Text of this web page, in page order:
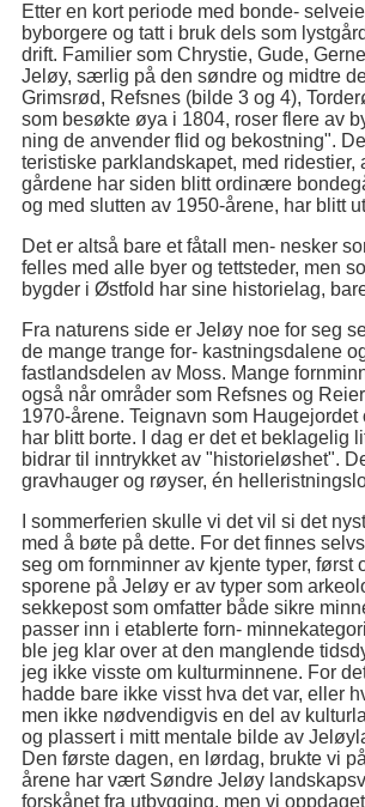
Etter en kort periode med bonde-
byborgere og tatt i bruk dels som
drift. Familier som Chrystie, Gude,
Jeløy, særlig på den søndre og midtre
Grimsrød, Refsnes (bilde 3 og 4),
som besøkte øya i 1804, roser flere av
ning de anvender flid og bekostning".
teristiske parklandskapet, med
gårdene har siden blitt ordinære
og med slutten av 1950-årene, har blitt
Det er altså bare et fåtall men- nesker
felles med alle byer og tettsteder, men
bygder i Østfold har sine historielag,
Fra naturens side er Jeløy noe for seg
de mange trange for- kastningsdalene
fastlandsdelen av Moss. Mange
også når områder som Refsnes og
1970-årene. Teignavn som
har blitt borte. I dag er det et beklagelig
bidrar til inntrykket av "historieløshet".
gravhauger og røyser, én
I sommerferien skulle vi det vil si det
med å bøte på dette. For det finnes
seg om fornminner av kjente typer,
sporene på Jeløy er av typer som
sekkepost som omfatter både sikre
passer inn i etablerte forn-
ble jeg klar over at den manglende
jeg ikke visste om kulturminnene. For
hadde bare ikke visst hva det var, eller
men ikke nødvendigvis en del av
og plassert i mitt mentale bilde av
Den første dagen, en lørdag, brukte vi
årene har vært Søndre Jeløy
forskånet fra utbygging, men vi